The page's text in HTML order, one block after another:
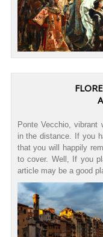
Ponte Vecchio, vibrant
in the distance. If you
that you will happily
to cover. Well, If you
article may be a good